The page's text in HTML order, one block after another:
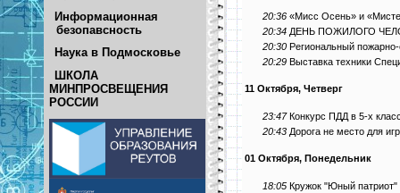
Информационная
безопавсность
Наука в Подмосковье
ШКОЛА
МИНПРОСВЕЩЕНИЯ
РОССИИ
20:36 «Мисс Осень» и
20:34 ДЕНЬ ПОЖИЛОГО
20:30 Региональный
20:29 Выставка техники
11 Октября, Четверг
23:47 Конкурс ПДД в 5-х
20:43 Дорога не место для
01 Октября, Понедельник
18:05 Кружок "Юный патриот"